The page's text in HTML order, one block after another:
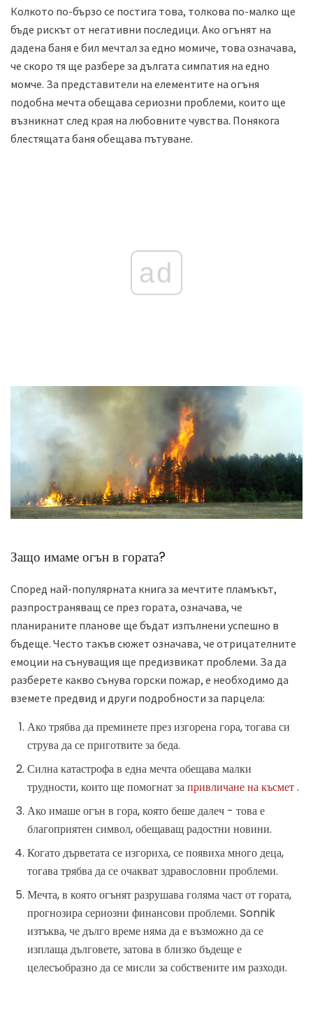
Колкото по-бързо се постига това, толкова по-малко ще
бъде рискът от негативни последици. Ако огънят на
дадена баня е бил мечтал за едно момиче, това означава,
че скоро тя ще разбере за дългата симпатия на едно
момче. За представители на елементите на огъня
подобна мечта обещава сериозни проблеми, които ще
възникнат след края на любовните чувства. Понякога
блестящата баня обещава пътуване.
ad
Защо имаме огън в гората?
Според най-популярната книга за мечтите пламъкът,
разпространяващ се през гората, означава, че
планираните планове ще бъдат изпълнени успешно в
бъдеще. Често такъв сюжет означава, че отрицателните
емоции на сънуващия ще предизвикат проблеми. За да
разберете какво сънува горски пожар, е необходимо да
вземете предвид и други подробности за парцела:
Ако трябва да преминете през изгорена гора, тогава си
струва да се приготвите за беда.
Силна катастрофа в една мечта обещава малки
трудности, които ще помогнат запривличане на късмет.
Ако имаше огън в гора, която беше далеч - това е
благоприятен символ, обещаващ радостни новини.
Когато дърветата се изгориха, се появиха много деца,
тогава трябва да се очакват здравословни проблеми.
Мечта, в която огънят разрушава голяма част от гората,
прогнозира сериозни финансови проблеми. Sonnik
изтъква, че дълго време няма да е възможно да се
изплаща дълговете, затова в близко бъдеще е
целесъобразно да се мисли за собствените им разходи.